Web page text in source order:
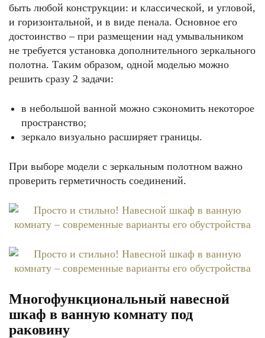
быть любой конструкции: и классической, и угловой,
и горизонтальной, и в виде пенала. Основное его
достоинство – при размещении над умывальником
не требуется установка дополнительного зеркального
полотна. Таким образом, одной моделью можно
решить сразу 2 задачи:
в небольшой ванной можно сэкономить некоторое
пространство;
зеркало визуально расширяет границы.
При выборе модели с зеркальным полотном важно
проверить герметичность соединений.
Многофункциональный навесной
шкаф в ванную комнату под
раковину